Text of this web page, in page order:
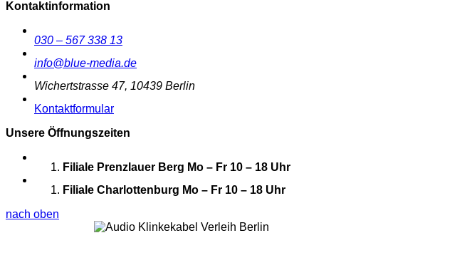
Kontaktinformation
030 – 567 338 13
info@blue-media.de
Wichertstrasse 47, 10439 Berlin
Kontaktformular
Unsere Öffnungszeiten
Filiale Prenzlauer Berg Mo – Fr 10 – 18 Uhr
Filiale Charlottenburg Mo – Fr 10 – 18 Uhr
nach oben